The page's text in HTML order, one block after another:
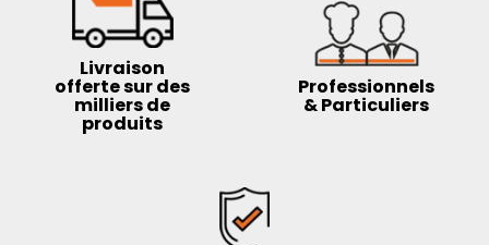
Livraison
offerte sur des
milliers de
produits
Professionnels
& Particuliers